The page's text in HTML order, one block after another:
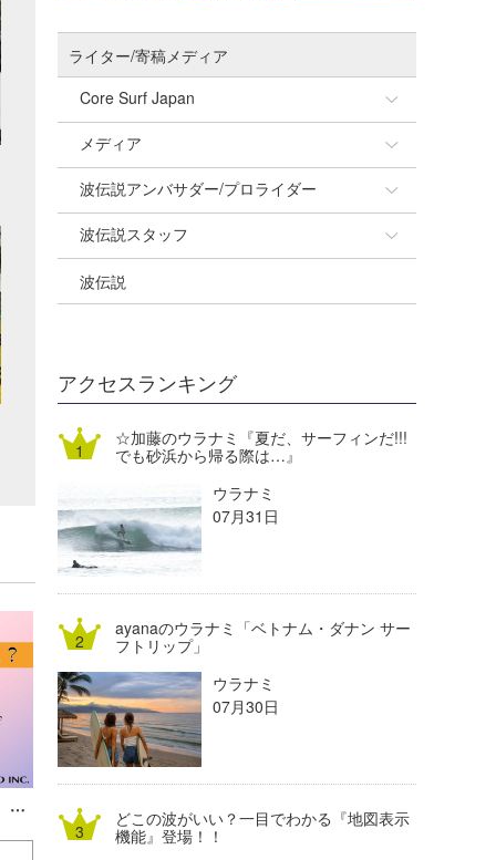
服部予報士のウラナミ『寒さ緩んでも、気は緩めずに？』
ライター/寄稿メディア
Core Surf Japan
Naoya Kimoto
mitsuteru Kamio
Yasunari Inoue
Yoshiyuki Obata
DELTA FORCE SURF
熊谷素子
メディア
SURFMEDIA
Colors MAGAZINE
WAVAL
波伝説アンバサダー/プロライダー
福島寿実子
中浦“JET”章
進士剛光
植村未来
NOBUFUKU
大野”MAR”修聖
喜納海人
波伝説スタッフ
☆加藤
Aichan
ECE
G◎Da
H
KID
KOBU
KY
MIN
mitz
OYZ
波伝説
アクセスランキング
☆加藤のウラナミ『夏だ、サーフィンだ!!!
でも砂浜から帰る際は…』
ウラナミ
07月31日
ayanaのウラナミ「ベトナム・ダナン サー
フトリップ」
ウラナミ
07月30日
どこの波がいい？一目でわかる『地図表示
機能』登場！！